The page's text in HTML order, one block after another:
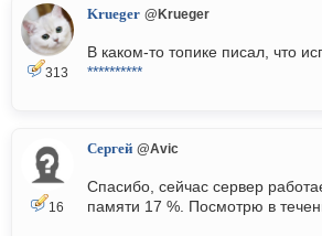
313
Krueger @Krueger
В каком-то топике писал, что
**********
16
Сергей @Avic
Спасибо, сейчас сервер
памяти 17 %. Посмотрю в